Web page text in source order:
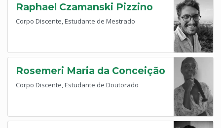
Raphael Czamanski Pizzino
Corpo Discente, Estudante de Mestrado
Rosemeri Maria da Conceição
Corpo Discente, Estudante de Doutorado